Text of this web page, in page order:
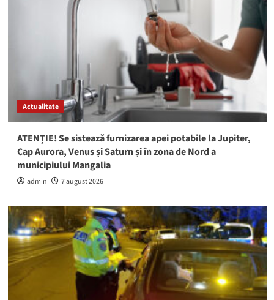
Actualitate
ATENȚIE! Se sistează furnizarea apei potabile la Jupiter,
Cap Aurora, Venus și Saturn și în zona de Nord a
municipiului Mangalia
admin 7 august 2026